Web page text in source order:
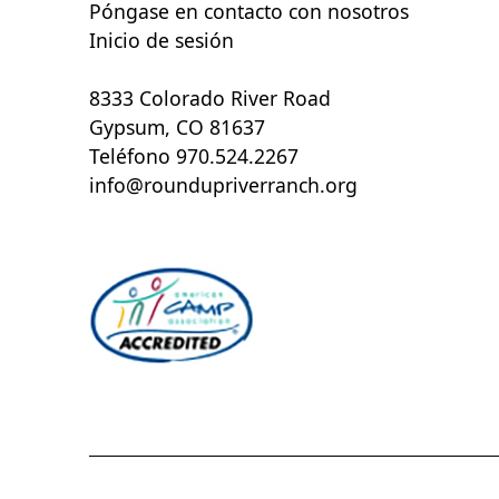
Póngase en contacto con nosotros
Inicio de sesión
8333 Colorado River Road
Gypsum, CO 81637
Teléfono 970.524.2267
info@roundupriverranch.org